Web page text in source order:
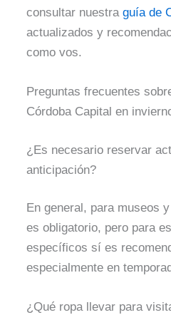
consultar nuestra guía de
actualizados y
como vos.
Preguntas frecuentes
Córdoba Capital en
¿Es necesario reservar
anticipación?
En general, para museos
es obligatorio, pero para
específicos sí es
especialmente en
¿Qué ropa llevar para